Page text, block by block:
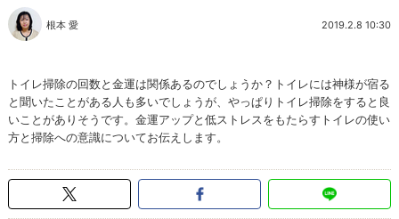
根本 愛 2019.2.8 10:30
トイレ掃除の回数と金運は関係あるのでしょうか？トイレには神様が宿る
と聞いたことがある人も多いでしょうが、やっぱりトイレ掃除をすると良
いことがありそうです。金運アップと低ストレスをもたらすトイレの使い
方と掃除への意識についてお伝えします。